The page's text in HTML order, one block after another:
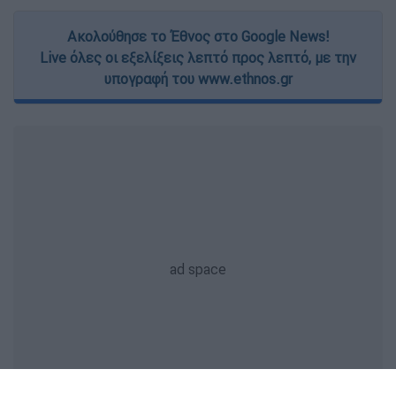
Ακολούθησε το Έθνος στο Google News!
Live όλες οι εξελίξεις λεπτό προς λεπτό, με την
υπογραφή του www.ethnos.gr